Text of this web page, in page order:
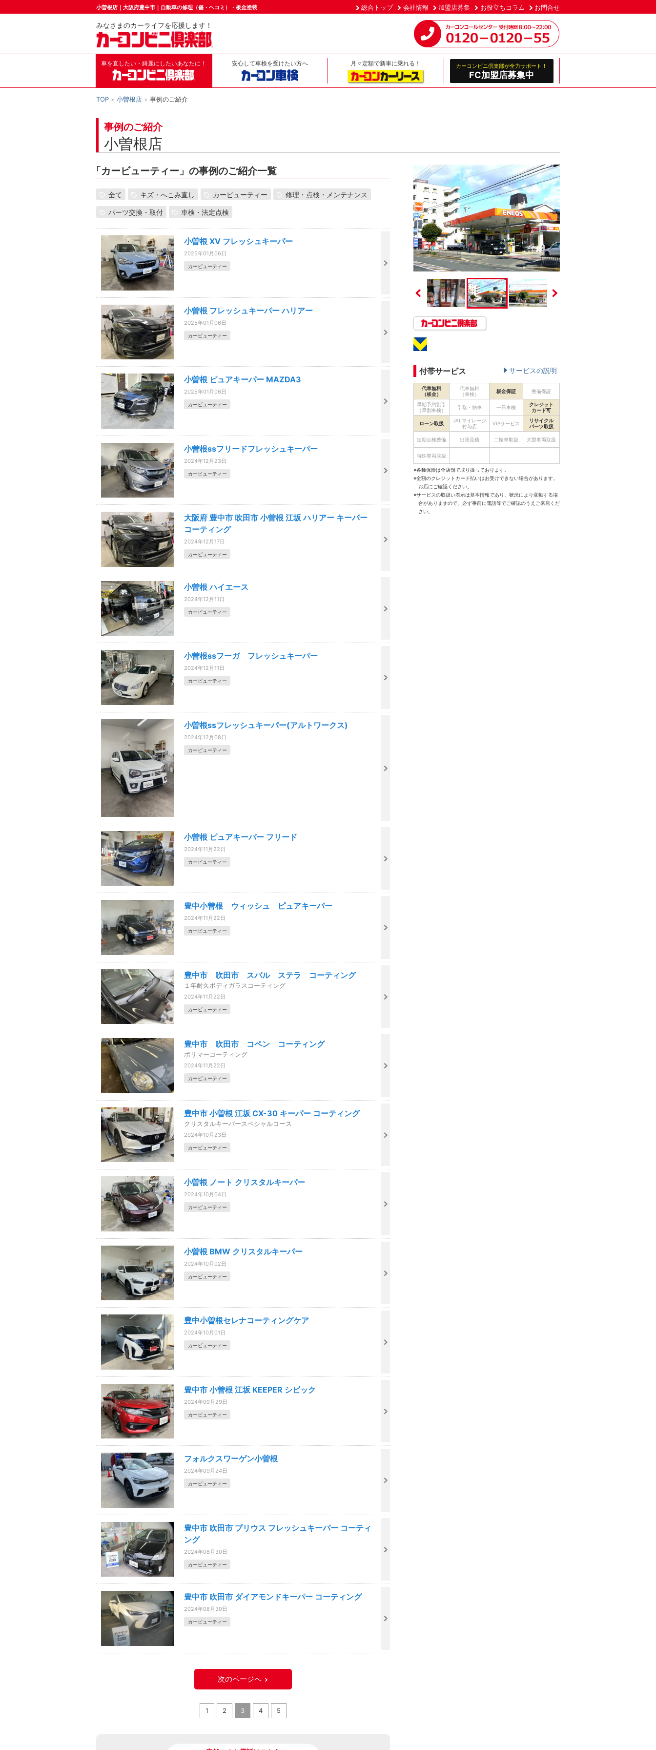
小曽根店｜大阪府豊中市｜自動車の修理（傷・ヘコミ）・板金塗装 総合トップ 会社情報 加盟店募集 お役立ちコラム お問合せ
みなさまのカーライフを応援します！
車を直したい・綺麗にしたいあなたに！ 安心して車検を受けたい方へ 月々定額で新車に乗れる！ カーコンビニ倶楽部が全力サポート！
FC加盟店募集中
TOP 小曽根店 事例のご紹介
事例のご紹介
小曽根店
「カービューティー」の事例のご紹介一覧
全て キズ・へこみ直し カービューティー 修理・点検・メンテナンス
パーツ交換・取付 車検・法定点検
小曽根 XV フレッシュキーパー
2025年01月06日
カービューティー
小曽根 フレッシュキーパー ハリアー
2025年01月06日
カービューティー
小曽根 ピュアキーパー MAZDA3
2025年01月06日
カービューティー
小曽根ssフリードフレッシュキーパー
2024年12月23日
カービューティー
大阪府 豊中市 吹田市 小曽根 江坂 ハリアー キーパー
コーティング
2024年12月17日
カービューティー
小曽根 ハイエース
2024年12月11日
カービューティー
小曽根ssフーガ フレッシュキーパー
2024年12月11日
カービューティー
小曽根ssフレッシュキーパー(アルトワークス)
2024年12月08日
カービューティー
小曽根 ピュアキーパー フリード
2024年11月22日
カービューティー
豊中小曽根 ウィッシュ ピュアキーパー
2024年11月22日
カービューティー
豊中市 吹田市 スバル ステラ コーティング
１年耐久ボディガラスコーティング
2024年11月22日
カービューティー
豊中市 吹田市 コペン コーティング
ポリマーコーティング
2024年11月22日
カービューティー
豊中市 小曽根 江坂 CX-30 キーパー コーティング
クリスタルキーパースペシャルコース
2024年10月23日
カービューティー
小曽根 ノート クリスタルキーパー
2024年10月04日
カービューティー
小曽根 BMW クリスタルキーパー
2024年10月02日
カービューティー
豊中小曽根セレナコーティングケア
2024年10月01日
カービューティー
豊中市 小曽根 江坂 KEEPER シビック
2024年09月29日
カービューティー
フォルクスワーゲン小曽根
2024年09月24日
カービューティー
豊中市 吹田市 プリウス フレッシュキーパー コーティ
ング
2024年08月30日
カービューティー
豊中市 吹田市 ダイアモンドキーパー コーティング
2024年08月30日
カービューティー
次のページへ
1 2 3 4 5
付帯サービス サービスの説明
代車無料
（板金）
代車無料
（車検）
板金保証 整備保証
早期予約割引
（早割車検）
引取・納車 一日車検
クレジット
カード可
ローン取扱
JALマイレージ
付与店
VIPサービス
リサイクル
パーツ取扱
定期点検整備 出張見積 二輪車取扱 大型車両取扱
特殊車両取扱
※各種保険は全店舗で取り扱っております。
※全額のクレジットカード払いはお受けできない場合があります。
お店にご確認ください。
※サービスの取扱い表示は基本情報であり、状況により変動する場
合がありますので、必ず事前に電話等でご確認のうえご来店くだ
さい。